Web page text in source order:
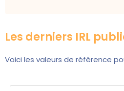
Les derniers IRL
Voici les valeurs de référence